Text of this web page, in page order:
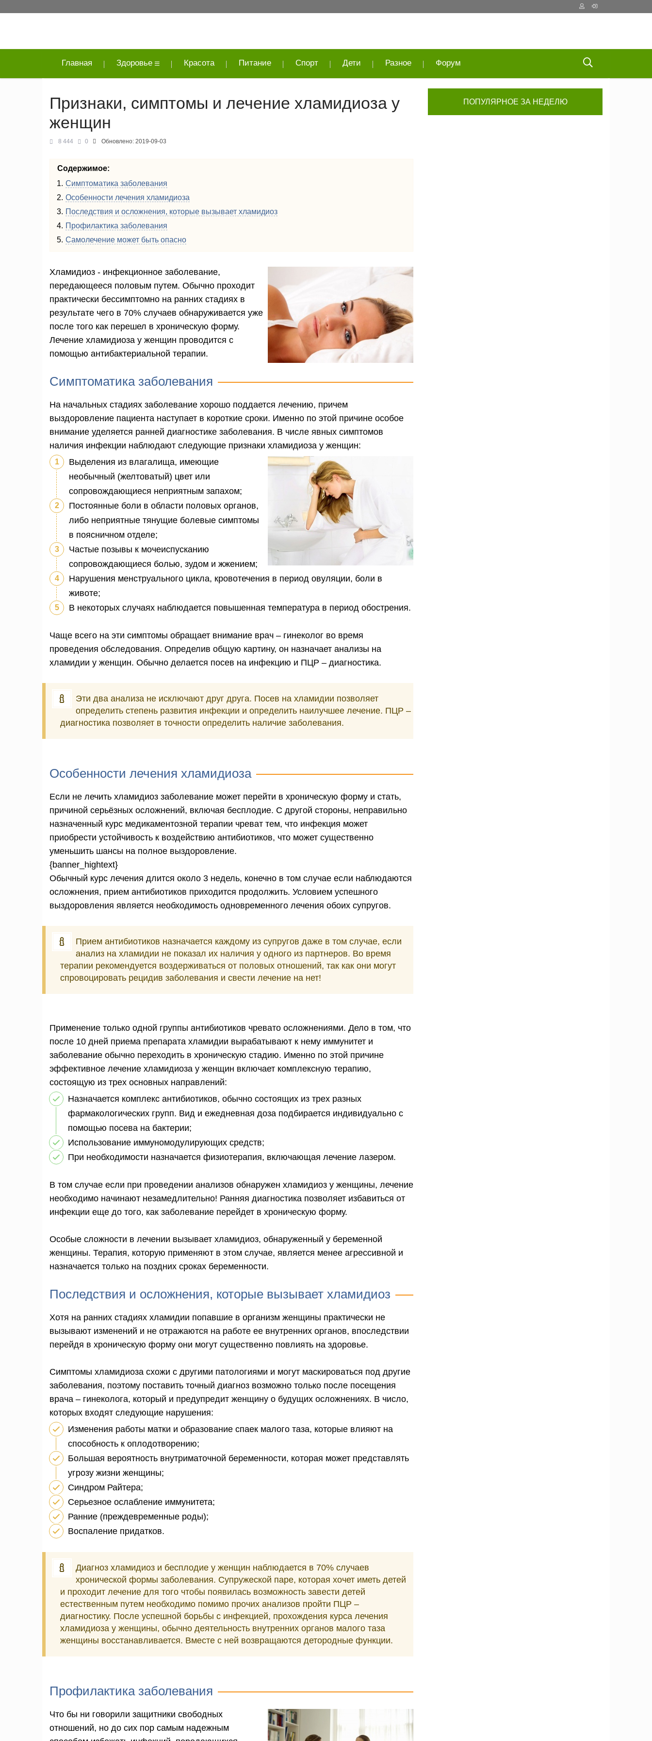
Главная Здоровье Красота Питание Спорт Дети Разное Форум
Признаки, симптомы и лечение хламидиоза у
женщин
8 444 0 Обновлено: 2019-09-03
Содержимое:
Симптоматика заболевания
Особенности лечения хламидиоза
Последствия и осложнения, которые вызывает хламидиоз
Профилактика заболевания
Самолечение может быть опасно
Хламидиоз - инфекционное заболевание,
передающееся половым путем. Обычно проходит
практически бессимптомно на ранних стадиях в
результате чего в 70% случаев обнаруживается уже
после того как перешел в хроническую форму.
Лечение хламидиоза у женщин проводится с
помощью антибактериальной терапии.
Симптоматика заболевания
На начальных стадиях заболевание хорошо поддается лечению, причем
выздоровление пациента наступает в короткие сроки. Именно по этой причине особое
внимание уделяется ранней диагностике заболевания. В числе явных симптомов
наличия инфекции наблюдают следующие признаки хламидиоза у женщин:
Выделения из влагалища, имеющие
необычный (желтоватый) цвет или
сопровождающиеся неприятным запахом;
Постоянные боли в области половых органов,
либо неприятные тянущие болевые симптомы
в поясничном отделе;
Частые позывы к мочеиспусканию
сопровождающиеся болью, зудом и жжением;
Нарушения менструального цикла, кровотечения в период овуляции, боли в
животе;
В некоторых случаях наблюдается повышенная температура в период обострения.
Чаще всего на эти симптомы обращает внимание врач – гинеколог во время
проведения обследования. Определив общую картину, он назначает анализы на
хламидии у женщин. Обычно делается посев на инфекцию и ПЦР – диагностика.
Эти два анализа не исключают друг друга. Посев на хламидии позволяет
определить степень развития инфекции и определить наилучшее лечение. ПЦР –
диагностика позволяет в точности определить наличие заболевания.
Особенности лечения хламидиоза
Если не лечить хламидиоз заболевание может перейти в хроническую форму и стать,
причиной серьёзных осложнений, включая бесплодие. С другой стороны, неправильно
назначенный курс медикаментозной терапии чреват тем, что инфекция может
приобрести устойчивость к воздействию антибиотиков, что может существенно
уменьшить шансы на полное выздоровление.
{banner_hightext}
Обычный курс лечения длится около 3 недель, конечно в том случае если наблюдаются
осложнения, прием антибиотиков приходится продолжить. Условием успешного
выздоровления является необходимость одновременного лечения обоих супругов.
Прием антибиотиков назначается каждому из супругов даже в том случае, если
анализ на хламидии не показал их наличия у одного из партнеров. Во время
терапии рекомендуется воздерживаться от половых отношений, так как они могут
спровоцировать рецидив заболевания и свести лечение на нет!
Применение только одной группы антибиотиков чревато осложнениями. Дело в том, что
после 10 дней приема препарата хламидии вырабатывают к нему иммунитет и
заболевание обычно переходить в хроническую стадию. Именно по этой причине
эффективное лечение хламидиоза у женщин включает комплексную терапию,
состоящую из трех основных направлений:
Назначается комплекс антибиотиков, обычно состоящих из трех разных
фармакологических групп. Вид и ежедневная доза подбирается индивидуально с
помощью посева на бактерии;
Использование иммуномодулирующих средств;
При необходимости назначается физиотерапия, включающая лечение лазером.
В том случае если при проведении анализов обнаружен хламидиоз у женщины, лечение
необходимо начинают незамедлительно! Ранняя диагностика позволяет избавиться от
инфекции еще до того, как заболевание перейдет в хроническую форму.
Особые сложности в лечении вызывает хламидиоз, обнаруженный у беременной
женщины. Терапия, которую применяют в этом случае, является менее агрессивной и
назначается только на поздних сроках беременности.
Последствия и осложнения, которые вызывает хламидиоз
Хотя на ранних стадиях хламидии попавшие в организм женщины практически не
вызывают изменений и не отражаются на работе ее внутренних органов, впоследствии
перейдя в хроническую форму они могут существенно повлиять на здоровье.
Симптомы хламидиоза схожи с другими патологиями и могут маскироваться под другие
заболевания, поэтому поставить точный диагноз возможно только после посещения
врача – гинеколога, который и предупредит женщину о будущих осложнениях. В число,
которых входят следующие нарушения:
Изменения работы матки и образование спаек малого таза, которые влияют на
способность к оплодотворению;
Большая вероятность внутриматочной беременности, которая может представлять
угрозу жизни женщины;
Синдром Райтера;
Серьезное ослабление иммунитета;
Ранние (преждевременные роды);
Воспаление придатков.
Диагноз хламидиоз и бесплодие у женщин наблюдается в 70% случаев
хронической формы заболевания. Супружеской паре, которая хочет иметь детей
и проходит лечение для того чтобы появилась возможность завести детей
естественным путем необходимо помимо прочих анализов пройти ПЦР –
диагностику. После успешной борьбы с инфекцией, прохождения курса лечения
хламидиоза у женщины, обычно деятельность внутренних органов малого таза
женщины восстанавливается. Вместе с ней возвращаются детородные функции.
Профилактика заболевания
Что бы ни говорили защитники свободных
отношений, но до сих пор самым надежным
ПОПУЛЯРНОЕ ЗА НЕДЕЛЮ